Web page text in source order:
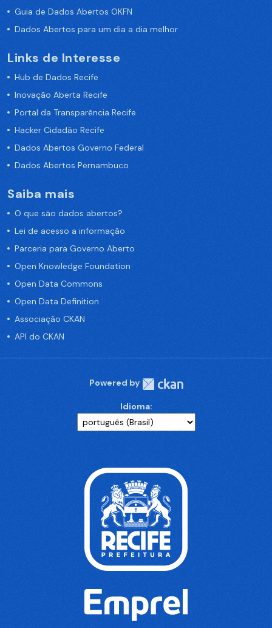
Guia de Dados Abertos OKFN
Dados Abertos para um dia a dia melhor
Links de Interesse
Hub de Dados Recife
Inovação Aberta Recife
Portal da Transparência Recife
Hacker Cidadão Recife
Dados Abertos Governo Federal
Dados Abertos Pernambuco
Saiba mais
O que são dados abertos?
Lei de acesso a informação
Parceria para Governo Aberto
Open Knowledge Foundation
Open Data Commons
Open Data Definition
Associação CKAN
API do CKAN
Powered by
Idioma